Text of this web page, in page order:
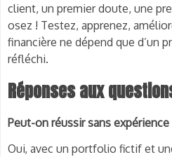
client, un premier doute, une
osez ! Testez, apprenez,
financière ne dépend que d’un
réfléchi.
Réponses aux
Peut-on réussir sans expérience
Oui, avec un portfolio fictif et